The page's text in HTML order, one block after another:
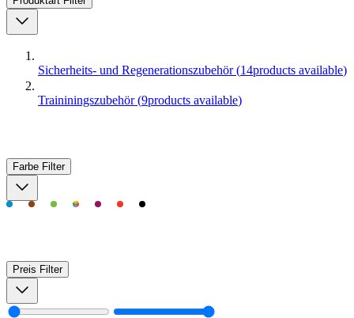
Sicherheits- und Regenerationszubehör (14products available)
Traininingszubehör (9products available)
Farbe Filter
Preis Filter